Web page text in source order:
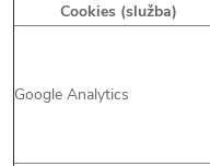
Cookies (služba)
Google Analytics